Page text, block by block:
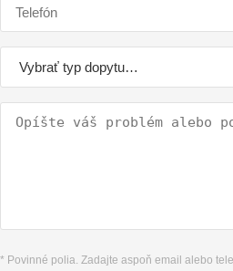
* Povinné polia. Zadajte aspoň email alebo